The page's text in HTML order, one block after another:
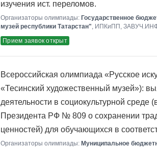
изучения ист. переломов.
Организаторы олимпиады: Государственное
музей республики Татарстан" , ИПКиПП,
Прием заявок открыт
Всероссийская олимпиада «Русское
«Тесинский художественный музей»):
деятельности в социокультурной среде
Президента РФ № 809 о сохранении
ценностей) для обучающихся в
Организаторы олимпиады: Муниципальное